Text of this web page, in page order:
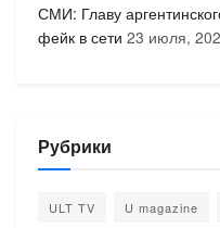
СМИ: Главу
фейк в сети 23 июля,
Рубрики
ULT TV U magazine